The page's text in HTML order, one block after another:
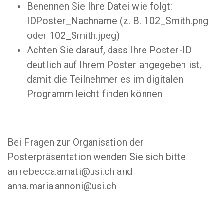
Benennen Sie Ihre Datei wie folgt:
IDPoster_Nachname (z. B. 102_Smith.png
oder 102_Smith.jpeg)
Achten Sie darauf, dass Ihre Poster-ID
deutlich auf Ihrem Poster angegeben ist,
damit die Teilnehmer es im digitalen
Programm leicht finden können.
Bei Fragen zur Organisation der
Posterpräsentation wenden Sie sich bitte
an rebecca.amati@usi.ch and
anna.maria.annoni@usi.ch